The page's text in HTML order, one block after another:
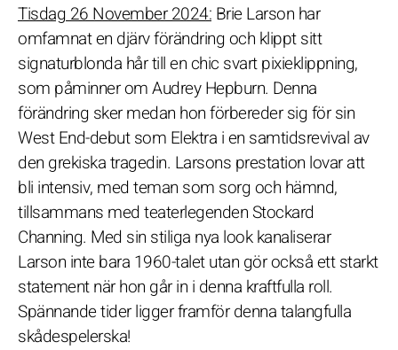
Tisdag 26 November 2024: Brie Larson har
omfamnat en djärv förändring och klippt sitt
signaturblonda hår till en chic svart pixieklippning,
som påminner om Audrey Hepburn. Denna
förändring sker medan hon förbereder sig för sin
West End-debut som Elektra i en samtidsrevival av
den grekiska tragedin. Larsons prestation lovar att
bli intensiv, med teman som sorg och hämnd,
tillsammans med teaterlegenden Stockard
Channing. Med sin stiliga nya look kanaliserar
Larson inte bara 1960-talet utan gör också ett starkt
statement när hon går in i denna kraftfulla roll.
Spännande tider ligger framför denna talangfulla
skådespelerska!